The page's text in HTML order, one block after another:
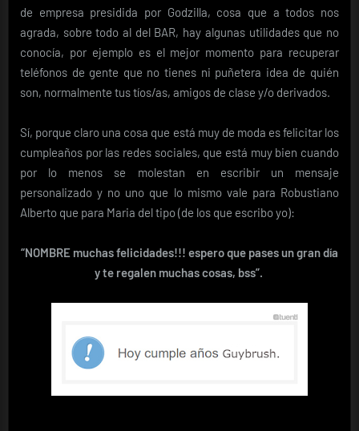
de empresa presidida por Godzilla, cosa que a todos nos
agrada, sobre todo al del BAR, hay algunas utilidades que no
conocía, por ejemplo es el mejor momento para recuperar
teléfonos de gente que no tienes ni puñetera idea de quién
son, normalmente tus tíos/as, amigos de clase y/o derivados.
Sí, porque claro una cosa que está muy de moda es felicitar los
cumpleaños por las redes sociales, que está muy bien cuando
por lo menos se molestan en escribir un mensaje
personalizado y no uno que lo mismo vale para Robustiano
Alberto que para Maria del tipo (de los que escribo yo):
“NOMBRE muchas felicidades!!! espero que pases un gran día
y te regalen muchas cosas, bss”.